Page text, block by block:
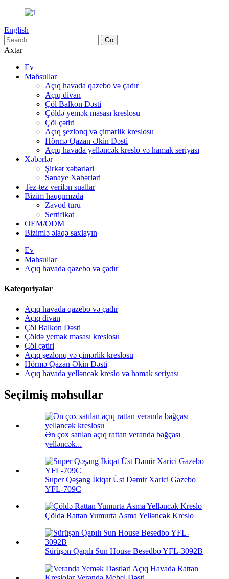
English
Axtar
Ev
Məhsullar
Açıq havada qazebo və çadır
Açıq divan
Çöl Balkon Dəsti
Çöldə yemək masası kreslosu
Çöl çətiri
Açıq şezlonq və çimərlik kreslosu
Hörmə Qazan Əkin Dəsti
Açıq havada yelləncək kreslo və hamak seriyası
Xəbərlər
Şirkət xəbərləri
Sənaye Xəbərləri
Tez-tez verilən suallar
Bizim haqqımızda
Zavod turu
Sertifikat
OEM/ODM
Bizimlə əlaqə saxlayın
Ev
Məhsullar
Açıq havada qazebo və çadır
Kateqoriyalar
Açıq havada qazebo və çadır
Açıq divan
Çöl Balkon Dəsti
Çöldə yemək masası kreslosu
Çöl çətiri
Açıq şezlonq və çimərlik kreslosu
Hörmə Qazan Əkin Dəsti
Açıq havada yelləncək kreslo və hamak seriyası
Seçilmiş məhsullar
Ən çox satılan açıq rattan veranda bağçası
yelləncək...
Super Qəşəng İkiqat Üst Dəmir Xarici Gazebo
YFL-709C
Çöldə Rattan Yumurta Asma Yelləncək Kreslo
Sürüşən Qapılı Sun House Besedbo YFL-3092B